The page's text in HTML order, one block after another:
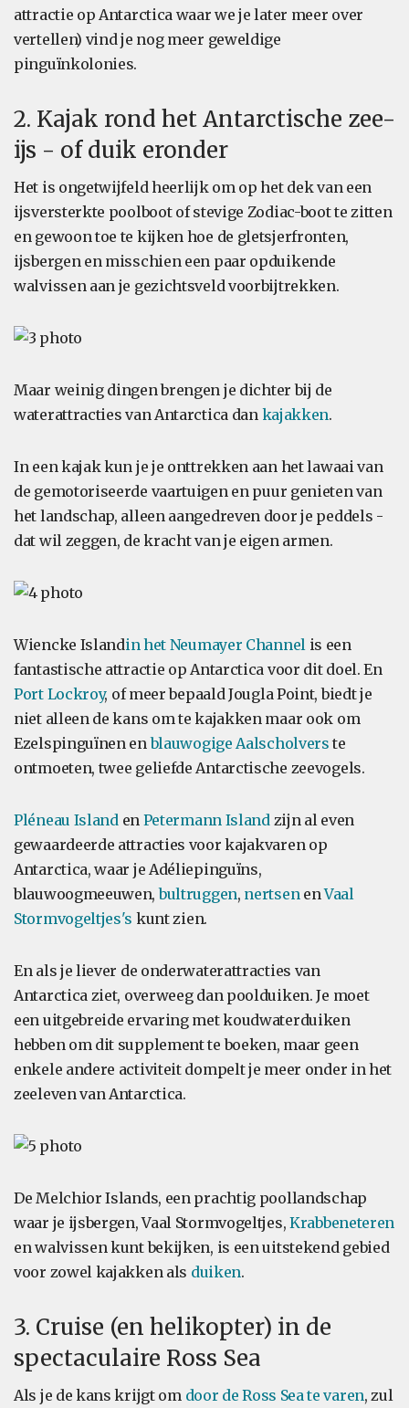
attractie op Antarctica waar we je later meer over
vertellen) vind je nog meer geweldige
pinguïnkolonies.
2. Kajak rond het Antarctische zee-
ijs - of duik eronder
Het is ongetwijfeld heerlijk om op het dek van een
ijsversterkte poolboot of stevige Zodiac-boot te zitten
en gewoon toe te kijken hoe de gletsjerfronten,
ijsbergen en misschien een paar opduikende
walvissen aan je gezichtsveld voorbijtrekken.
Maar weinig dingen brengen je dichter bij de
waterattracties van Antarctica dan kajakken.
In een kajak kun je je onttrekken aan het lawaai van
de gemotoriseerde vaartuigen en puur genieten van
het landschap, alleen aangedreven door je peddels -
dat wil zeggen, de kracht van je eigen armen.
Wiencke Islandin het Neumayer Channelis een
fantastische attractie op Antarctica voor dit doel. En
Port Lockroy, of meer bepaald Jougla Point, biedt je
niet alleen de kans om te kajakken maar ook om
Ezelspinguïnen enblauwogige Aalscholvers te
ontmoeten, twee geliefde Antarctische zeevogels.
Pléneau Islanden Petermann Islandzijn al even
gewaardeerde attracties voor kajakvaren op
Antarctica, waar je Adéliepinguïns,
blauwoogmeeuwen,bultruggen, nertsenenVaal
Stormvogeltjes's kunt zien.
En als je liever de onderwaterattracties van
Antarctica ziet, overweeg dan poolduiken. Je moet
een uitgebreide ervaring met koudwaterduiken
hebben om dit supplement te boeken, maar geen
enkele andere activiteit dompelt je meer onder in het
zeeleven van Antarctica.
De Melchior Islands, een prachtig poollandschap
waar je ijsbergen, Vaal Stormvogeltjes,Krabbeneteren
en walvissen kunt bekijken, is een uitstekend gebied
voor zowel kajakken als duiken.
3. Cruise (en helikopter) in de
spectaculaire Ross Sea
Als je de kans krijgt om door de Ross Sea te varen, zul